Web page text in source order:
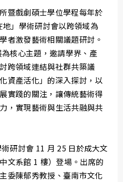
暨戲劇碩士學位學程每年於
」學術研討會以跨領域為
者激發藝術相關議題研討。
核心主題，邀請學界、產
跨領域連結與社群共築議
資產活化」的深入探討，以
實踐的關注，讓傳統藝術得
，實現藝術與生活共融與共
研討會 11 月 25 日於成大文
文系館 1 樓）登場。出席的
委陳郁秀教授、臺南市文化